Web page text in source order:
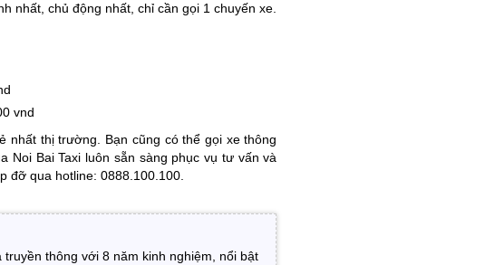
nhất, chủ động nhất, chỉ cần gọi 1 chuyến xe.
vnd
nhất thị trường. Bạn cũng có thể gọi xe thông
Noi Bai Taxi luôn sẵn sàng phục vụ tư vấn và
đỡ qua hotline: 0888.100.100.
thông với 8 năm kinh nghiệm, nổi bật